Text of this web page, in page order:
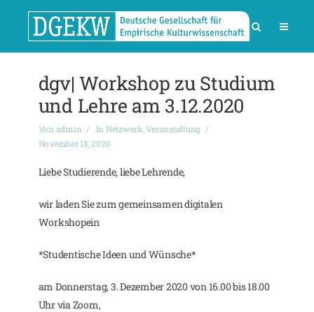
dgv| Workshop zu Studium
und Lehre am 3.12.2020
Von admin In Netzwerk,Veranstaltung
November 18, 2020
Liebe Studierende, liebe Lehrende,
wir laden Sie zum gemeinsamen digitalen
Workshopein
*Studentische Ideen und Wünsche*
am Donnerstag, 3. Dezember 2020 von 16.00 bis 18.00
Uhr via Zoom,